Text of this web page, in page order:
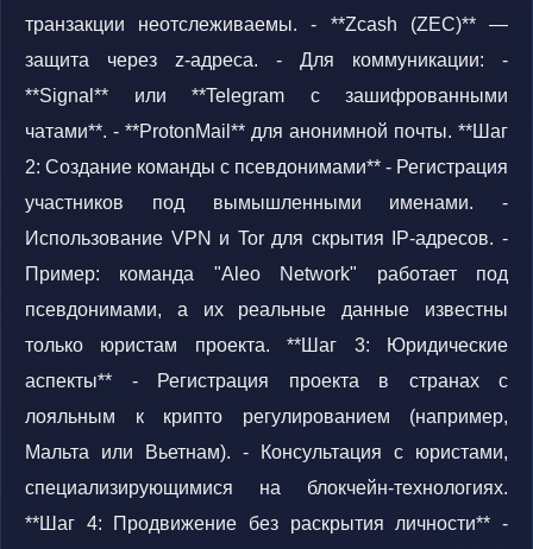
транзакции неотслеживаемы. - **Zcash (ZEC)** —
защита через z-адреса. - Для коммуникации: -
**Signal** или **Telegram с зашифрованными
чатами**. - **ProtonMail** для анонимной почты. **Шаг
2: Создание команды с псевдонимами** - Регистрация
участников под вымышленными именами. -
Использование VPN и Tor для скрытия IP-адресов. -
Пример: команда "Aleo Network" работает под
псевдонимами, а их реальные данные известны
только юристам проекта. **Шаг 3: Юридические
аспекты** - Регистрация проекта в странах с
лояльным к крипто регулированием (например,
Мальта или Вьетнам). - Консультация с юристами,
специализирующимися на блокчейн-технологиях.
**Шаг 4: Продвижение без раскрытия личности** -